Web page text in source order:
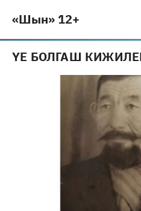
«Шын» 12+
ҮЕ БОЛГАШ